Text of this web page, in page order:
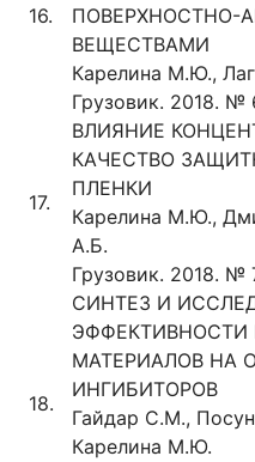
16. ПОВЕРХНОСТНО-
ВЕЩЕСТВАМИ
Карелина М.Ю.,
Грузовик. 2018. №
17.
ВЛИЯНИЕ
КАЧЕСТВО
ПЛЕНКИ
Карелина М.Ю.,
А.Б.
Грузовик. 2018. №
18.
СИНТЕЗ И
МАТЕРИАЛОВ НА
ИНГИБИТОРОВ
Гайдар С.М.,
Карелина М.Ю.